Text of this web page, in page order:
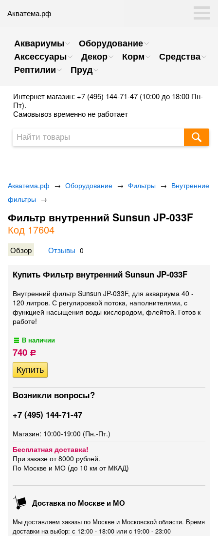
Акватема.рф
Аквариумы
Оборудование
Аксессуары
Декор Корм
Средства
Рептилии
Пруд
Интернет магазин: +7 (495) 144-71-47 (10:00 до 18:00 Пн-
Пт).
Самовывоз временно не работает
Акватема.рф → Оборудование → Фильтры → Внутренние
фильтры →
Фильтр внутренний Sunsun JP-033F
Код 17604
Обзор Отзывы 0
Купить Фильтр внутренний Sunsun JP-033F
Внутренний фильтр Sunsun JP-033F, для аквариума 40 -
120 литров. С регулировкой потока, наполнителями, с
функцией насыщения воды кислородом, флейтой. Готов к
работе!
В наличии
740 Р
Возникли вопросы?
+7 (495) 144-71-47
Магазин: 10:00-19:00 (Пн.-Пт.)
Бесплатная доставка!
При заказе от 8000 рублей.
По Москве и МО (до 10 км от МКАД)
Доставка по Москве и МО
Мы доставляем заказы по Москве и Московской области. Время
доставки на выбор: с 12:00 - 18:00 или c 19:00 - 23:00